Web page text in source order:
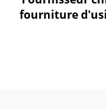
fourniture